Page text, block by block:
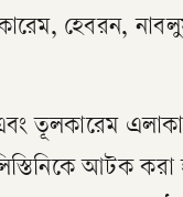
হেবরন,
তূলকারেম
আটক করা